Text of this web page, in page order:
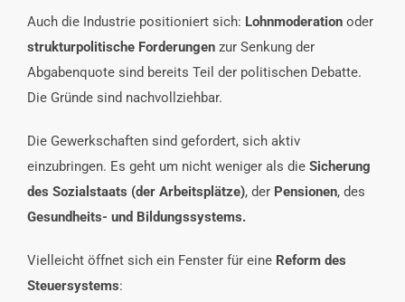
Auch die Industrie positioniert sich: Lohnmoderation oder
strukturpolitische Forderungen zur Senkung der
Abgabenquote sind bereits Teil der politischen Debatte.
Die Gründe sind nachvollziehbar.
Die Gewerkschaften sind gefordert, sich aktiv
einzubringen. Es geht um nicht weniger als die Sicherung
des Sozialstaats (der Arbeitsplätze), der Pensionen, des
Gesundheits- und Bildungssystems.
Vielleicht öffnet sich ein Fenster für eine Reform des
Steuersystems: